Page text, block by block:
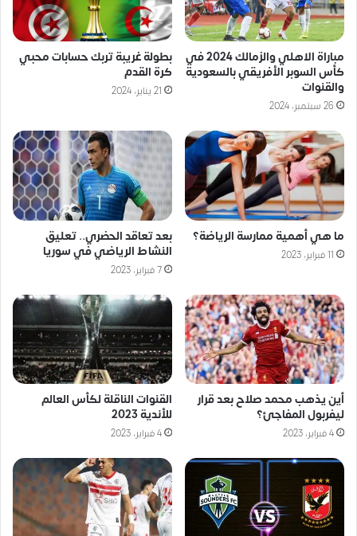
مباراة الاهلي والزمالك 2024 في
كأس السوبر الأفريقي بالسعودية
والقنوات
26 سبتمبر، 2024
بطولة غريبة تربك حسابات محبي
كرة القدم
21 يناير، 2024
ما هي أهمية ممارسة الرياضة؟
11 فبراير، 2023
بعد تعاقد الحضري.. تعليق
النشاط الرياضي في سوريا
7 فبراير، 2023
أين يذهب محمد صلاح بعد قرار
ليفربول المفاجئ؟
4 فبراير، 2023
القنوات الناقلة لكأس العالم
للأندية 2023
4 فبراير، 2023